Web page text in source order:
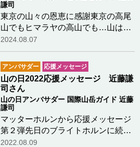
謙司
東京の山々の恩恵に感謝東京の高尾
山でもヒマラヤの高山でも…山は人
を選んだりはしない。誰でも好きな
ところに誰とでも行くことができ
る。しかし、誰と、どこに行くかは
人が選ぶもの。流されず、驕らず…
ゆっくりと目の前の…つづきを読む
2024.08.07
アンバサダー 応援メッセージ
山の日2022応援メッセージ 近藤謙
司さん
山の日アンバサダー 国際山岳ガイド 近藤
謙司
マッターホルンから応援メッセージ
第２弾先日のブライトホルンに続い
て、今日はマッターホルンから。***
2022.08.09